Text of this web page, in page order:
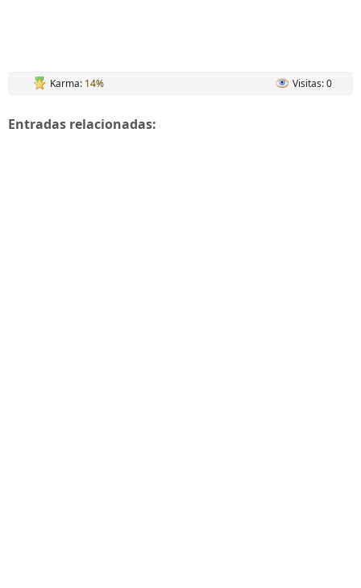
Karma: 14% Visitas: 0
Entradas relacionadas: